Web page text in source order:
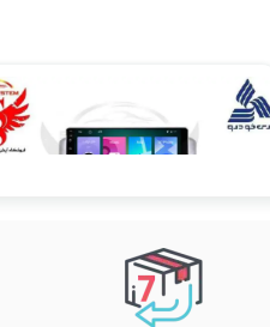
۱۱,۹۰۰,۰۰۰ تومان